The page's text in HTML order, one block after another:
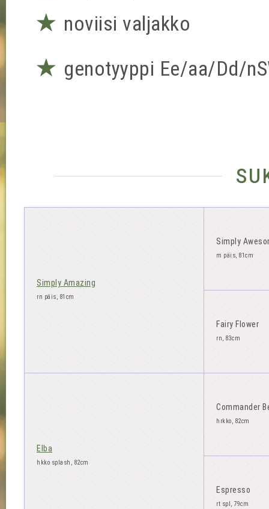
★ noviisi valjakko
★ genotyyppi Ee/aa/Dd/
Simply Amazing
rn päis, 81cm
Simply
m päis, 81cm
Fairy Flower
rn, 83cm
Elba
hkko splash, 82cm
Commander
hrkko, 82cm
Espresso
rt spl, 79cm